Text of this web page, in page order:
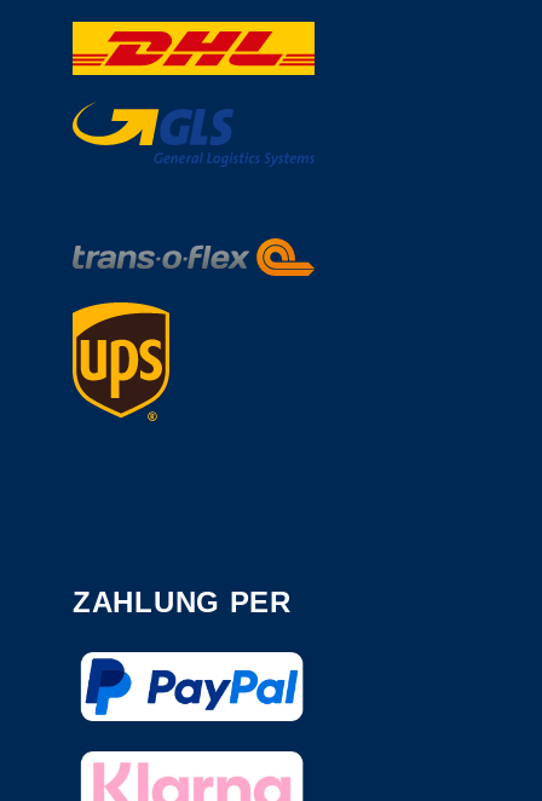
ZAHLUNG PER